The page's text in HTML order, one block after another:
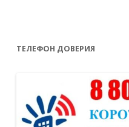
ТЕЛЕФОН ДОВЕРИЯ